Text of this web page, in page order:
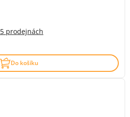
5 prodejnách
Do košíku